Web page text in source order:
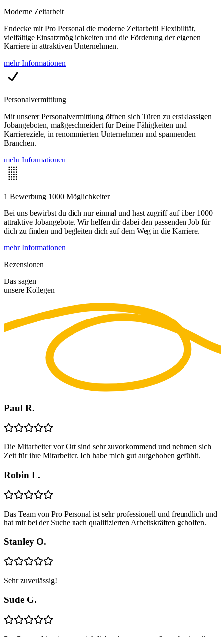
Moderne Zeitarbeit
Endecke mit Pro Personal die moderne Zeitarbeit! Flexibilität,
vielfältige Einsatzmöglichkeiten und die Förderung der eigenen
Karriere in attraktiven Unternehmen.
mehr Informationen
Personalvermittlung
Mit unserer Personalvermittlung öffnen sich Türen zu erstklassigen
Jobangeboten, maßgeschneidert für Deine Fähigkeiten und
Karriereziele, in renommierten Unternehmen und spannenden
Branchen.
mehr Informationen
1 Bewerbung 1000 Möglichkeiten
Bei uns bewirbst du dich nur einmal und hast zugriff auf über 1000
attraktive Jobangebote. Wir helfen dir dabei den passenden Job für
dich zu finden und begleiten dich auf dem Weg in die Karriere.
mehr Informationen
Rezensionen
Das sagen
unsere Kollegen
Paul R.
Die Mitarbeiter vor Ort sind sehr zuvorkommend und nehmen sich
Zeit für ihre Mitarbeiter. Ich habe mich gut aufgehoben gefühlt.
Robin L.
Das Team von Pro Personal ist sehr professionell und freundlich und
hat mir bei der Suche nach qualifizierten Arbeitskräften geholfen.
Stanley O.
Sehr zuverlässig!
Sude G.